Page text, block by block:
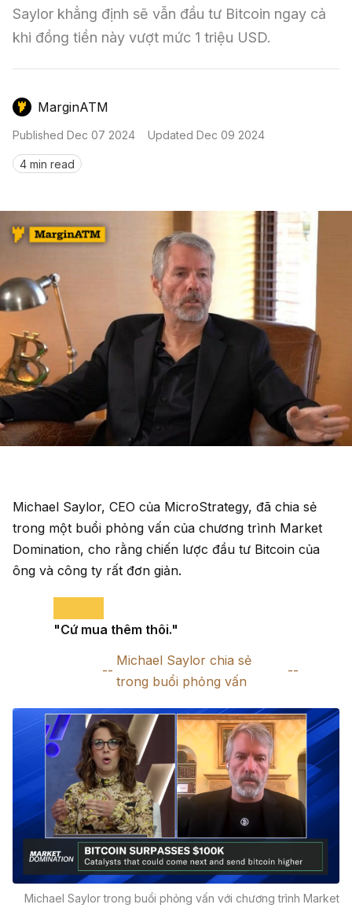
Kinh Nghiệm Đầu Tư
Sàn Giao Dịch
Mô Hình Biểu Đồ Giá
GameFi
Sign in
Saylor khẳng định sẽ vẫn đầu tư Bitcoin ngay cả
khi đồng tiền này vượt mức 1 triệu USD.
MarginATM
Published Dec 07 2024 Updated Dec 09 2024
4 min read
Michael Saylor, CEO của MicroStrategy, đã chia sẻ
trong một buổi phỏng vấn của chương trình Market
Domination, cho rằng chiến lược đầu tư Bitcoin của
ông và công ty rất đơn giản.
"Cứ mua thêm thôi."
Michael Saylor chia sẻ
trong buổi phỏng vấn
Michael Saylor trong buổi phỏng vấn với chương trình Market